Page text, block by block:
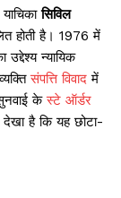
सिविल
होती है। 1976 में
न्यायिक
संपत्ति विवाद में
सुनवाई केस्टे ऑर्डर
है कि यह छोटा-